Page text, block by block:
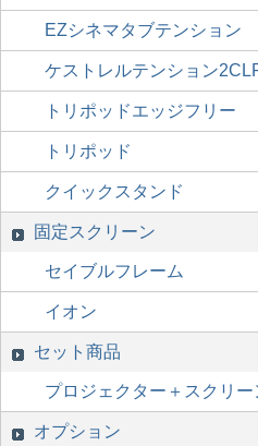
EZシネマタブテンション
ケストレルテンション
トリポッドエッジフリー
トリポッド
クイックスタンド
固定スクリーン
セイブルフレーム
イオン
セット商品
プロジェクター＋スクリー
オプション